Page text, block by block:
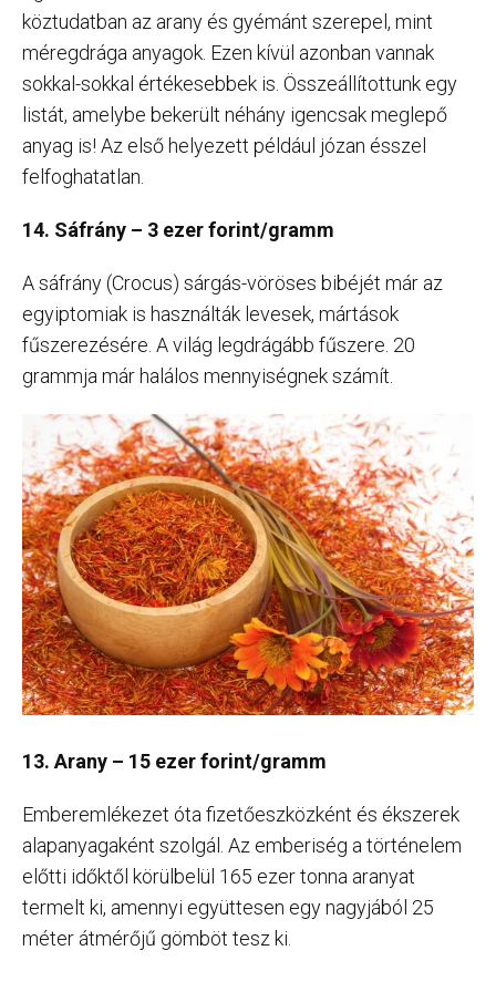
köztudatban az arany és gyémánt szerepel, mint
méregdrága anyagok. Ezen kívül azonban vannak
sokkal-sokkal értékesebbek is. Összeállítottunk egy
listát, amelybe bekerült néhány igencsak meglepő
anyag is! Az első helyezett például józan ésszel
felfoghatatlan.
14. Sáfrány – 3 ezer forint/gramm
A sáfrány (Crocus) sárgás-vöröses bibéjét már az
egyiptomiak is használták levesek, mártások
fűszerezésére. A világ legdrágább fűszere. 20
grammja már halálos mennyiségnek számít.
13. Arany – 15 ezer forint/gramm
Emberemlékezet óta fizetőeszközként és ékszerek
alapanyagaként szolgál. Az emberiség a történelem
előtti időktől körülbelül 165 ezer tonna aranyat
termelt ki, amennyi együttesen egy nagyjából 25
méter átmérőjű gömböt tesz ki.